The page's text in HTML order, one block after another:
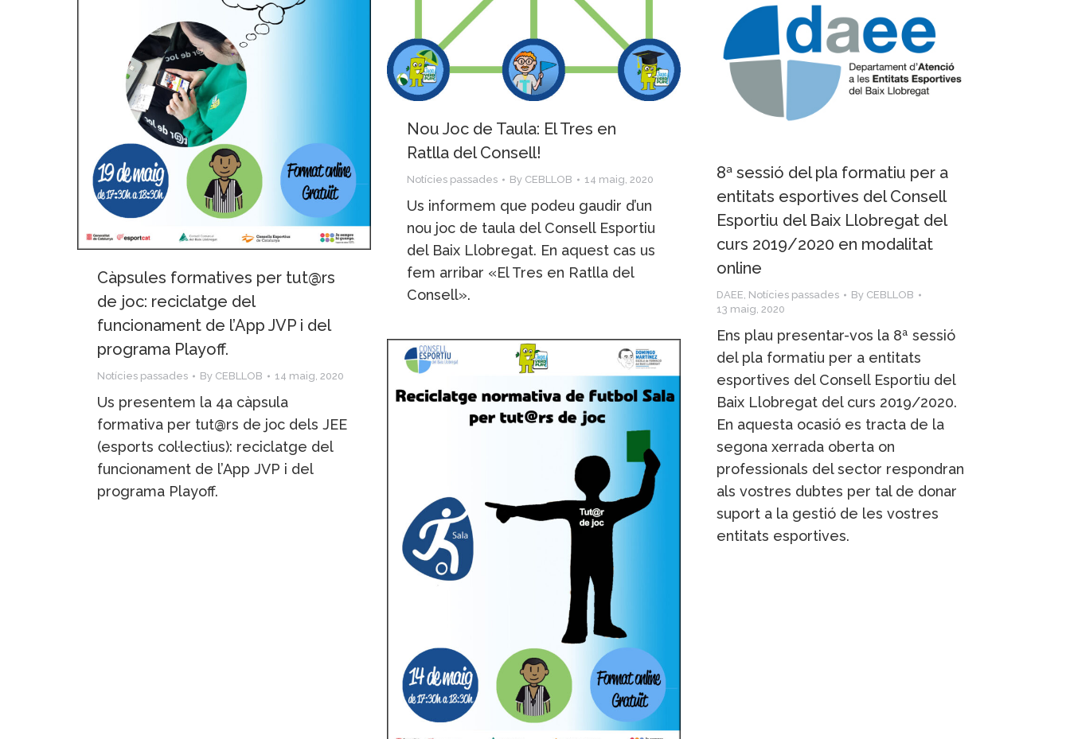
Nou Joc de Taula: El Tres en
Ratlla del Consell!
Notícies passades By CEBLLOB 14 maig, 2020
Us informem que podeu gaudir d’un
nou joc de taula del Consell Esportiu
del Baix Llobregat. En aquest cas us
fem arribar «El Tres en Ratlla del
Consell».
Càpsules formatives per tut@rs
de joc: reciclatge del
funcionament de l’App JVP i del
programa Playoff.
Notícies passades By CEBLLOB 14 maig, 2020
Us presentem la 4a càpsula
formativa per tut@rs de joc dels JEE
(esports col·lectius): reciclatge del
funcionament de l’App JVP i del
programa Playoff.
8ª sessió del pla formatiu per a
entitats esportives del Consell
Esportiu del Baix Llobregat del
curs 2019/2020 en modalitat
online
DAEE Notícies passades By CEBLLOB
13 maig, 2020
Ens plau presentar-vos la 8ª sessió
del pla formatiu per a entitats
esportives del Consell Esportiu del
Baix Llobregat del curs 2019/2020.
En aquesta ocasió es tracta de la
segona xerrada oberta on
professionals del sector respondran
als vostres dubtes per tal de donar
suport a la gestió de les vostres
entitats esportives.